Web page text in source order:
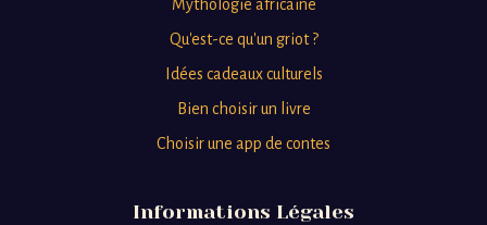
Mythologie africaine
Qu'est-ce qu'un griot ?
Idées cadeaux culturels
Bien choisir un livre
Choisir une app de contes
Informations Légales